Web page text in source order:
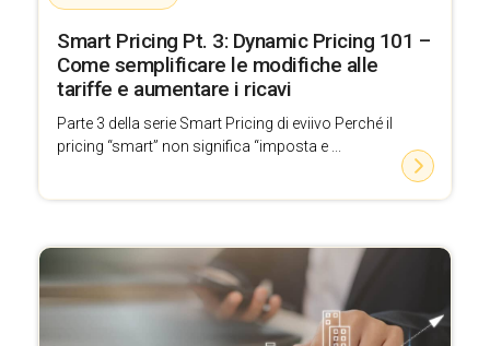
Smart Pricing Pt. 3: Dynamic Pricing 101 –
Come semplificare le modifiche alle
tariffe e aumentare i ricavi
Parte 3 della serie Smart Pricing di eviivo Perché il
pricing “smart” non significa “imposta e ...